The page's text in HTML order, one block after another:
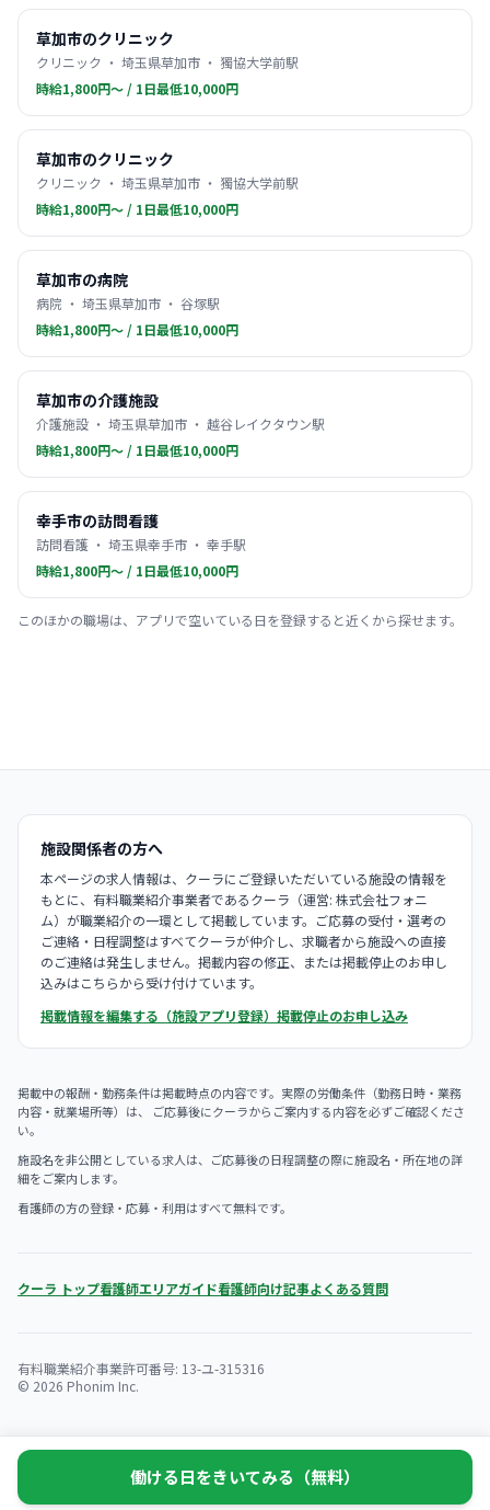
草加市のクリニック
クリニック ・ 埼玉県草加市 ・ 獨協大学前駅
時給1,800円〜 / 1日最低10,000円
草加市のクリニック
クリニック ・ 埼玉県草加市 ・ 獨協大学前駅
時給1,800円〜 / 1日最低10,000円
草加市の病院
病院 ・ 埼玉県草加市 ・ 谷塚駅
時給1,800円〜 / 1日最低10,000円
草加市の介護施設
介護施設 ・ 埼玉県草加市 ・ 越谷レイクタウン駅
時給1,800円〜 / 1日最低10,000円
幸手市の訪問看護
訪問看護 ・ 埼玉県幸手市 ・ 幸手駅
時給1,800円〜 / 1日最低10,000円
このほかの職場は、アプリで空いている日を登録すると近くから探せます。
施設関係者の方へ
本ページの求人情報は、クーラにご登録いただいている施設の情報を
もとに、有料職業紹介事業者であるクーラ（運営: 株式会社フォニ
ム）が職業紹介の一環として掲載しています。ご応募の受付・選考の
ご連絡・日程調整はすべてクーラが仲介し、求職者から施設への直接
のご連絡は発生しません。掲載内容の修正、または掲載停止のお申し
込みはこちらから受け付けています。
掲載情報を編集する（施設アプリ登録） 掲載停止のお申し込み
掲載中の報酬・勤務条件は掲載時点の内容です。実際の労働条件（勤務日時・業務
内容・就業場所等）は、 ご応募後にクーラからご案内する内容を必ずご確認くださ
い。
施設名を非公開としている求人は、ご応募後の日程調整の際に施設名・所在地の詳
細をご案内します。
看護師の方の登録・応募・利用はすべて無料です。
クーラ トップ看護師エリアガイド看護師向け記事よくある質問
有料職業紹介事業許可番号: 13-ユ-315316
© 2026 Phonim Inc.
働ける日をきいてみる（無料）